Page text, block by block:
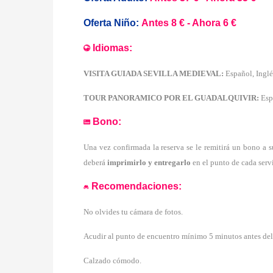
Oferta Niño: Antes 8 € - Ahora 6 €
Idiomas:
VISITA GUIADA SEVILLA MEDIEVAL: Español,
TOUR PANORAMICO POR EL GUADALQUIVIR:
Bono:
Una vez confirmada la reserva se le remitirá un bono a
deberá imprimirlo y entregarlo en el punto de cada
Recomendaciones:
No olvides tu cámara de fotos.
Acudir al punto de encuentro mínimo 5 minutos antes
Calzado cómodo.